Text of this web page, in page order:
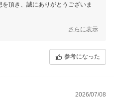
頂き、誠にありがとうございま
用感想をいただき本当に嬉しい限り
お役に立てれば幸いです。
、是非お気軽にショップまでお問い
さらに表示
参考になった
2026/07/08